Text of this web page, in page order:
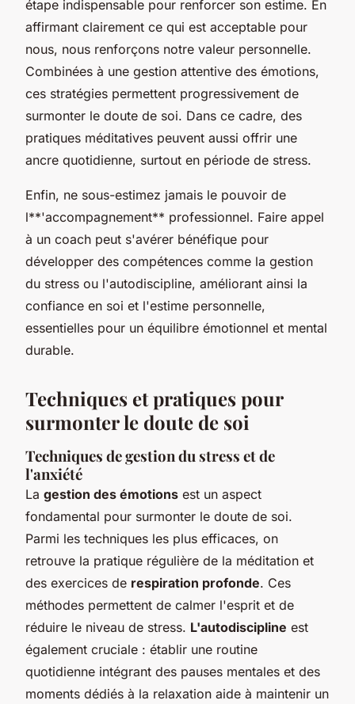
étape indispensable pour renforcer son estime. En
affirmant clairement ce qui est acceptable pour
nous, nous renforçons notre valeur personnelle.
Combinées à une gestion attentive des émotions,
ces stratégies permettent progressivement de
surmonter le doute de soi. Dans ce cadre, des
pratiques méditatives peuvent aussi offrir une
ancre quotidienne, surtout en période de stress.
Enfin, ne sous-estimez jamais le pouvoir de
l**'accompagnement** professionnel. Faire appel
à un coach peut s'avérer bénéfique pour
développer des compétences comme la gestion
du stress ou l'autodiscipline, améliorant ainsi la
confiance en soi et l'estime personnelle,
essentielles pour un équilibre émotionnel et mental
durable.
Techniques et pratiques pour
surmonter le doute de soi
Techniques de gestion du stress et de
l'anxiété
La gestion des émotions est un aspect
fondamental pour surmonter le doute de soi.
Parmi les techniques les plus efficaces, on
retrouve la pratique régulière de la méditation et
des exercices de respiration profonde. Ces
méthodes permettent de calmer l'esprit et de
réduire le niveau de stress. L'autodiscipline est
également cruciale : établir une routine
quotidienne intégrant des pauses mentales et des
moments dédiés à la relaxation aide à maintenir un